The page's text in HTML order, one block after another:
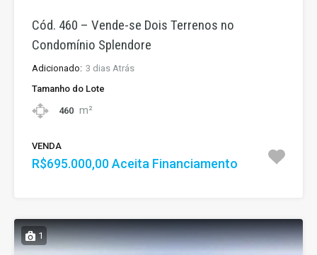
Cód. 460 – Vende-se Dois Terrenos no
Condomínio Splendore
Adicionado: 3 dias Atrás
Tamanho do Lote
460 m²
VENDA
R$695.000,00 Aceita Financiamento
1